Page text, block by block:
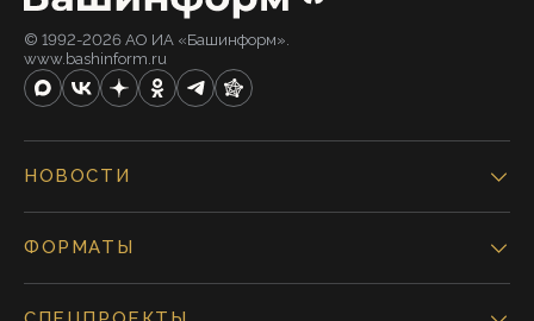
© 1992-2026 АО ИА «Башинформ».
www.bashinform.ru
НОВОСТИ
ФОРМАТЫ